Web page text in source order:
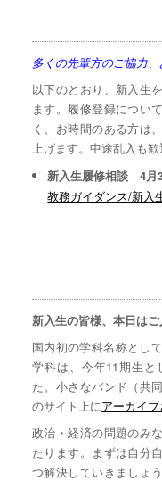
多くの先輩方のご協力、
以下のとおり、新入生
ます。履修登録につい
く、お時間のある方は
上げます。中途乱入も歓
新入生履修相談 4月
教務ガイダンス/新入
新入生の皆様、本日はご
国内初の学科名称とし
学科は、今年11期生と
た。小さなバンド（共
のサイト上にアーカイブ
政治・経済の問題のみ
たります。まずは自分
つ解決していきましょ